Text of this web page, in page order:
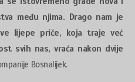
među njima. Drago nam je
lijepe priče, koja traje već
svih nas, vraća nakon dvije
Bosnalijek.